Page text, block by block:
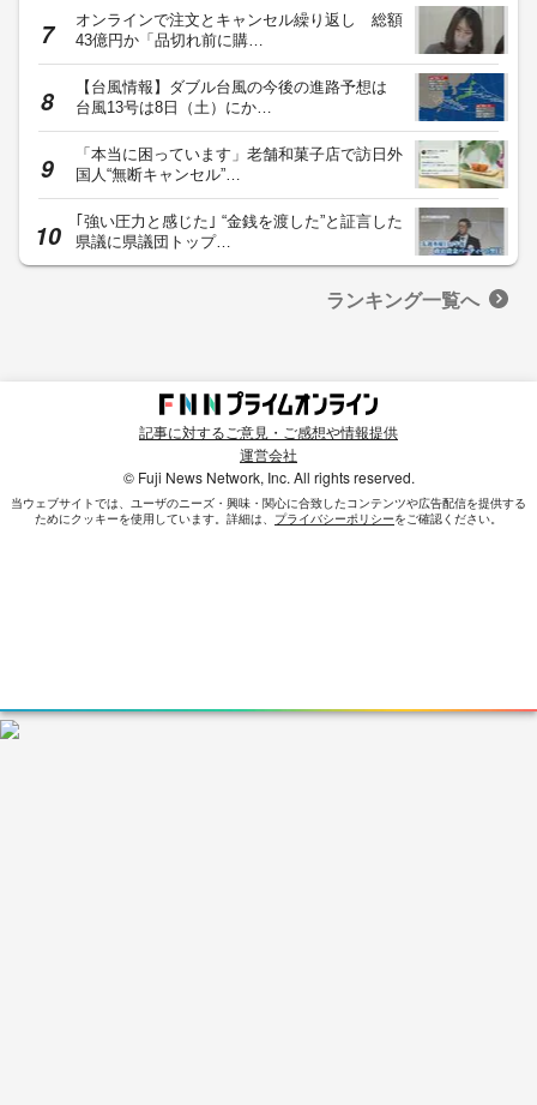
オンラインで注文とキャンセル繰り返し 総額
43億円か「品切れ前に購…
【台風情報】ダブル台風の今後の進路予想は
台風13号は8日（土）にか…
「本当に困っています」老舗和菓子店で訪日外
国人“無断キャンセル”…
｢強い圧力と感じた｣ “金銭を渡した”と証言した
県議に県議団トップ…
ランキング一覧へ
記事に対するご意見・ご感想や情報提供
運営会社
© Fuji News Network, Inc. All rights reserved.
当ウェブサイトでは、ユーザのニーズ・興味・関⼼に合致したコンテンツや広告配信を提供する
ためにクッキーを使⽤しています。詳細は、 プライバシーポリシーをご確認ください。